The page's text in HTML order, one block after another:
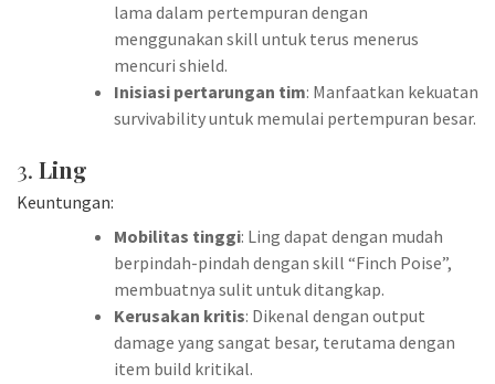
lama dalam pertempuran dengan
menggunakan skill untuk terus menerus
mencuri shield.
Inisiasi pertarungan tim: Manfaatkan kekuatan
survivability untuk memulai pertempuran besar.
3. Ling
Keuntungan:
Mobilitas tinggi: Ling dapat dengan mudah
berpindah-pindah dengan skill “Finch Poise”,
membuatnya sulit untuk ditangkap.
Kerusakan kritis: Dikenal dengan output
damage yang sangat besar, terutama dengan
item build kritikal.